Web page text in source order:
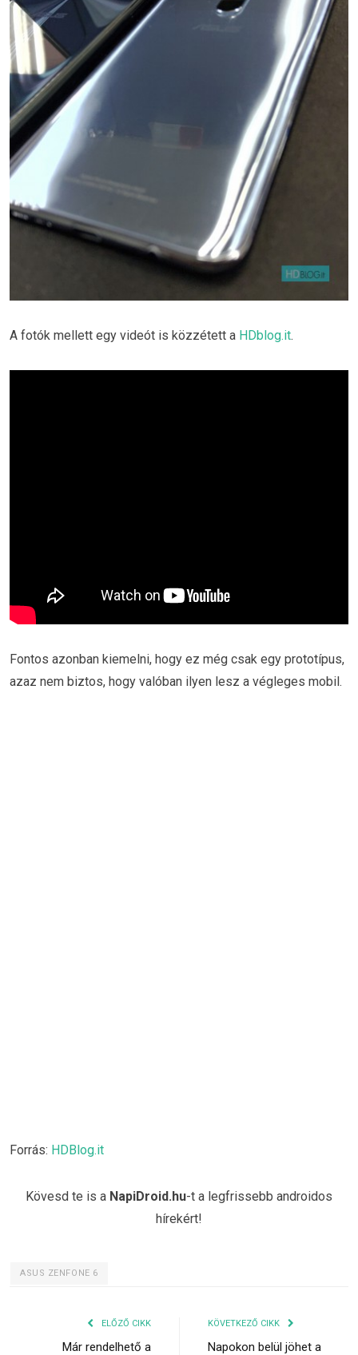
A fotók mellett egy videót is közzétett a HDblog.it.
Fontos azonban kiemelni, hogy ez még csak egy prototípus,
azaz nem biztos, hogy valóban ilyen lesz a végleges mobil.
Forrás: HDBlog.it
Kövesd te is a NapiDroid.hu-t a legfrissebb androidos
hírekért!
ASUS ZENFONE 6
ELŐZŐ CIKK
Már rendelhető a
KÖVETKEZŐ CIKK
Napokon belül jöhet a